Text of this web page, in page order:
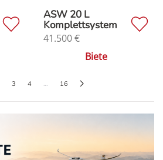
ASW 20 L
Komplettsystem
41.500€
Biete
3 4 … 16